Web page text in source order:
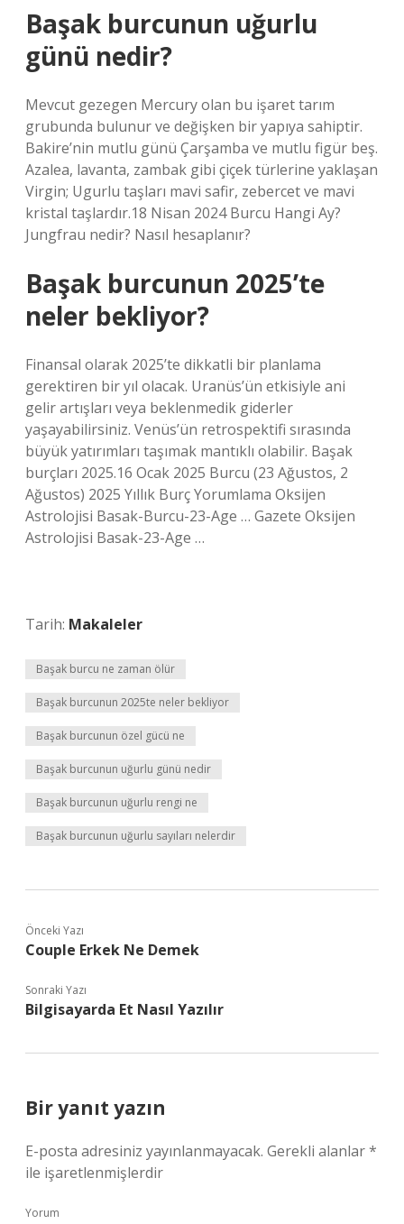
Başak burcunun uğurlu
günü nedir?
Mevcut gezegen Mercury olan bu işaret tarım
grubunda bulunur ve değişken bir yapıya sahiptir.
Bakire’nin mutlu günü Çarşamba ve mutlu figür beş.
Azalea, lavanta, zambak gibi çiçek türlerine yaklaşan
Virgin; Ugurlu taşları mavi safir, zebercet ve mavi
kristal taşlardır.18 Nisan 2024 Burcu Hangi Ay?
Jungfrau nedir? Nasıl hesaplanır?
Başak burcunun 2025’te
neler bekliyor?
Finansal olarak 2025’te dikkatli bir planlama
gerektiren bir yıl olacak. Uranüs’ün etkisiyle ani
gelir artışları veya beklenmedik giderler
yaşayabilirsiniz. Venüs’ün retrospektifi sırasında
büyük yatırımları taşımak mantıklı olabilir. Başak
burçları 2025.16 Ocak 2025 Burcu (23 Ağustos, 2
Ağustos) 2025 Yıllık Burç Yorumlama Oksijen
Astrolojisi Basak-Burcu-23-Age … Gazete Oksijen
Astrolojisi Basak-23-Age …
Tarih: Makaleler
Başak burcu ne zaman ölür
Başak burcunun 2025te neler bekliyor
Başak burcunun özel gücü ne
Başak burcunun uğurlu günü nedir
Başak burcunun uğurlu rengi ne
Başak burcunun uğurlu sayıları nelerdir
Önceki Yazı
Couple Erkek Ne Demek
Sonraki Yazı
Bilgisayarda Et Nasıl Yazılır
Bir yanıt yazın
E-posta adresiniz yayınlanmayacak. Gerekli alanlar*
ile işaretlenmişlerdir
Yorum